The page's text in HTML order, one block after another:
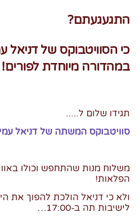
התגעגעתם?
כי הסוויטבוקס של דניאל
במהדורה מיוחדת לפורים!
תגידו שלום ל.....
סוויטבוקס המשתה של דניאל
משלוח מנות שהתחפש וכולו
הפלאות!
ולא כי דניאל הולכת להפוך את
לישיבות תה ב-17:00…